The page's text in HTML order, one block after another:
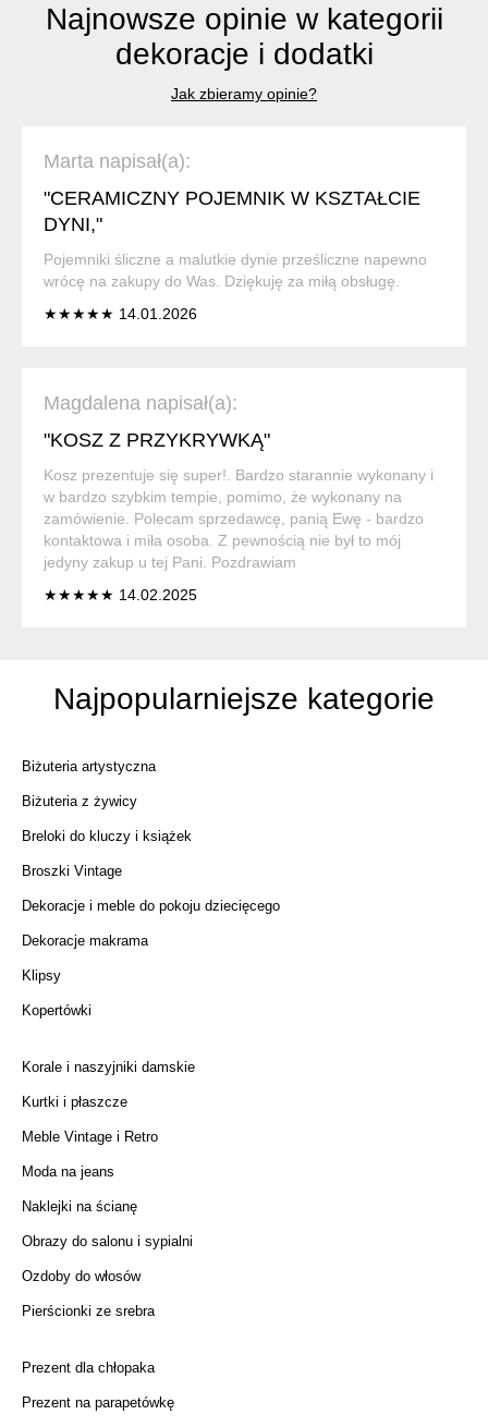
Najnowsze opinie w kategorii
dekoracje i dodatki
Jak zbieramy opinie?
Marta napisał(a):
"CERAMICZNY POJEMNIK W KSZTAŁCIE
DYNI,"
Pojemniki śliczne a malutkie dynie prześliczne napewno
wrócę na zakupy do Was. Dziękuję za miłą obsługę.
★★★★★ 14.01.2026
Magdalena napisał(a):
"KOSZ Z PRZYKRYWKĄ"
Kosz prezentuje się super!. Bardzo starannie wykonany i
w bardzo szybkim tempie, pomimo, że wykonany na
zamówienie. Polecam sprzedawcę, panią Ewę - bardzo
kontaktowa i miła osoba. Z pewnością nie był to mój
jedyny zakup u tej Pani. Pozdrawiam
★★★★★ 14.02.2025
Najpopularniejsze kategorie
Biżuteria artystyczna
Biżuteria z żywicy
Breloki do kluczy i książek
Broszki Vintage
Dekoracje i meble do pokoju dziecięcego
Dekoracje makrama
Klipsy
Kopertówki
Korale i naszyjniki damskie
Kurtki i płaszcze
Meble Vintage i Retro
Moda na jeans
Naklejki na ścianę
Obrazy do salonu i sypialni
Ozdoby do włosów
Pierścionki ze srebra
Prezent dla chłopaka
Prezent na parapetówkę